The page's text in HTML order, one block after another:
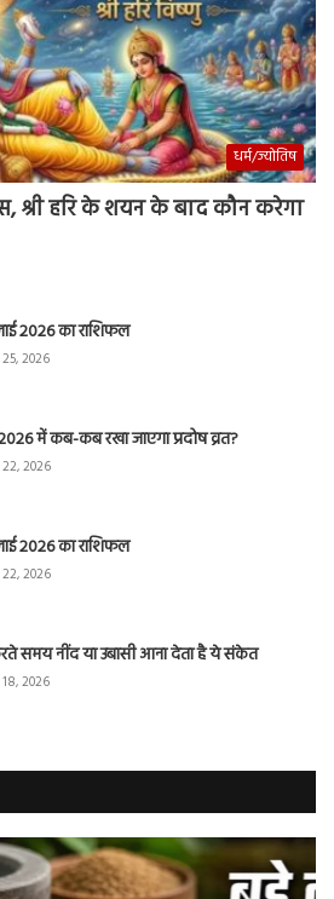
धर्म/ज्योतिष
श्री हरि के शयन के बाद कौन करेगा
2026 का राशिफल
2026
में कब-कब रखा जाएगा प्रदोष व्रत?
2026
2026 का राशिफल
2026
समय नींद या उबासी आना देता है ये संकेत
2026
ने